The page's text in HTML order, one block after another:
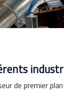
de premier